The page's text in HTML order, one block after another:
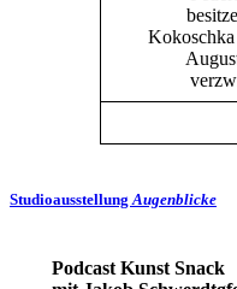
Hörtipps
Buchtipps von
Hausbesuche
Studioausstellung Augenblicke
Podcast Kunst Snack